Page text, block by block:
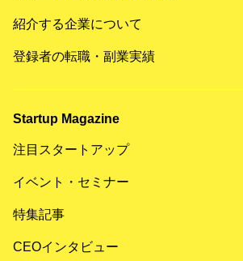
紹介する企業について
登録者の転職・副業実績
Startup Magazine
注目スタートアップ
イベント・セミナー
特集記事
CEOインタビュー